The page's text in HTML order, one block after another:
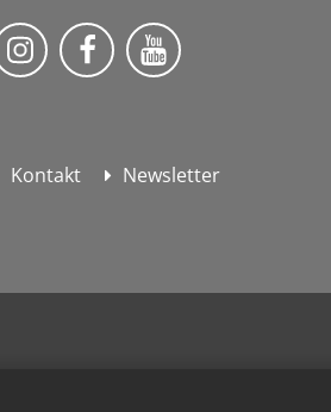
KEB Bildung Leben auf
KEB Bildung Leben
KEB Bildung
Kontakt Newsletter